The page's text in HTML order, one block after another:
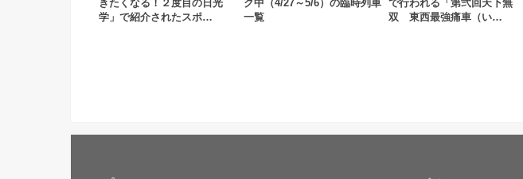
きたくなる！２度目の日光
学」で紹介されたスポ…
ク中（4/27～5/6）の臨時列車
一覧
で行われる「第弐回天下無
双 東西最強痛車（い…